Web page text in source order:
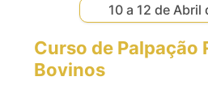
10 a 12 de Abril
Curso de Palpação
Bovinos